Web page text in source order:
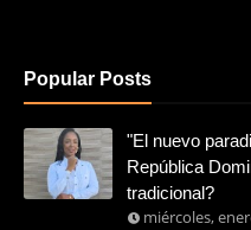
Popular Posts
"El nuevo
República
tradicional?
miércoles,